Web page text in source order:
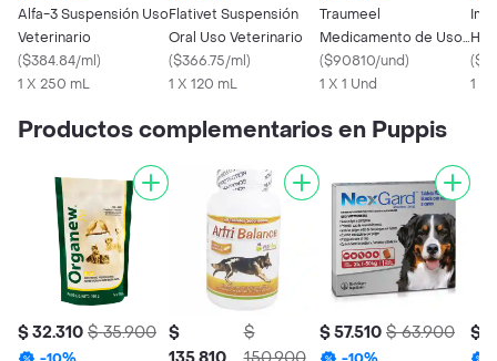
Alfa-3 Suspensión Uso
Veterinario
($384.84/ml)
1 X 250 mL
Flativet Suspensión
Oral Uso Veterinario
($366.75/ml)
1 X 120 mL
Traumeel
Medicamento de Uso
Veterinario
($90810/und)
1 X 1 Und
(
1 X
Productos complementarios en Puppis
$ 32.310 $ 35.900 $
$
$ 57.510 $ 63.900 $